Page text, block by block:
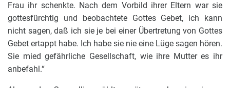
Frau ihr schenkte. Nach dem Vorbild ihrer Eltern war sie
gottesfürchtig und beobachtete Gottes Gebet, ich kann
nicht sagen, daß ich sie je bei einer Übertretung von Gottes
Gebet ertappt habe. Ich habe sie nie eine Lüge sagen hören.
Sie mied gefährliche Gesellschaft, wie ihre Mutter es ihr
anbefahl.“